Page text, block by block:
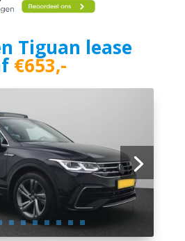
Tiguan lease
€653,-